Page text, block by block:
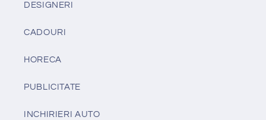
DESIGNERI
CADOURI
HORECA
PUBLICITATE
INCHIRIERI AUTO